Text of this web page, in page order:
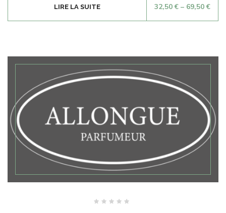
32,50€ – 69,50€
LIRE LA SUITE